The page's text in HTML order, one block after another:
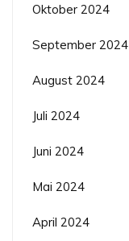
Oktober 2024
September 2024
August 2024
Juli 2024
Juni 2024
Mai 2024
April 2024